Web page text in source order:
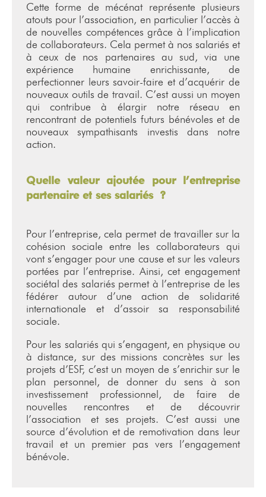
Cette forme de mécénat représente plusieurs
atouts pour l’association, en particulier l’accès à
de nouvelles compétences grâce à l’implication
de collaborateurs. Cela permet à nos salariés et
à ceux de nos partenaires au sud, via une
expérience humaine enrichissante, de
perfectionner leurs savoir-faire et d’acquérir de
nouveaux outils de travail. C’est aussi un moyen
qui contribue à élargir notre réseau en
rencontrant de potentiels futurs bénévoles et de
nouveaux sympathisants investis dans notre
action.
Quelle valeur ajoutée pour l’entreprise
partenaire et ses salariés ?
Pour l’entreprise, cela permet de travailler sur la
cohésion sociale entre les collaborateurs qui
vont s’engager pour une cause et sur les valeurs
portées par l’entreprise. Ainsi, cet engagement
sociétal des salariés permet à l’entreprise de les
fédérer autour d’une action de solidarité
internationale et d’assoir sa responsabilité
sociale.
Pour les salariés qui s’engagent, en physique ou
à distance, sur des missions concrètes sur les
projets d’ESF, c’est un moyen de s’enrichir sur le
plan personnel, de donner du sens à son
investissement professionnel, de faire de
nouvelles rencontres et de découvrir
l’association et ses projets. C’est aussi une
source d’évolution et de remotivation dans leur
travail et un premier pas vers l’engagement
bénévole.